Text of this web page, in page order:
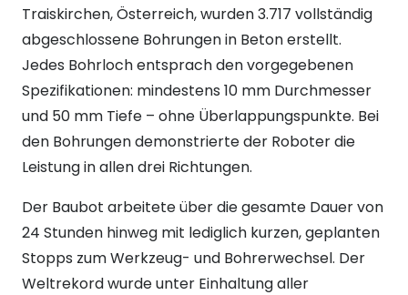
Traiskirchen, Österreich, wurden 3.717 vollständig
abgeschlossene Bohrungen in Beton erstellt.
Jedes Bohrloch entsprach den vorgegebenen
Spezifikationen: mindestens 10 mm Durchmesser
und 50 mm Tiefe – ohne Überlappungspunkte. Bei
den Bohrungen demonstrierte der Roboter die
Leistung in allen drei Richtungen.
Der Baubot arbeitete über die gesamte Dauer von
24 Stunden hinweg mit lediglich kurzen, geplanten
Stopps zum Werkzeug- und Bohrerwechsel. Der
Weltrekord wurde unter Einhaltung aller